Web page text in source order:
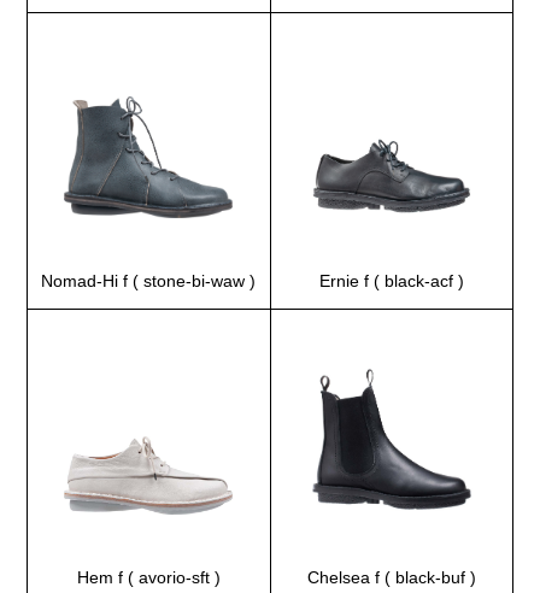
Nomad-Hi f ( stone-bi-waw ) Ernie f ( black-acf )
Hem f ( avorio-sft ) Chelsea f ( black-buf )